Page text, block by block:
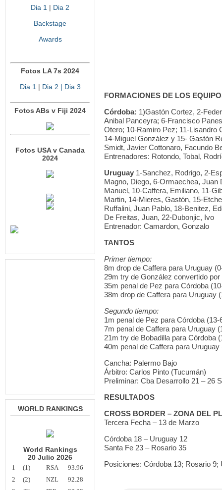
Dia 1 | Dia 2
Backstage
Awards
Fotos LA 7s 2024
Dia 1 | Dia 2 | Dia 3
Fotos ABs v Fiji 2024
Fotos USA v Canada
2024
WORLD RANKINGS
World Rankings
20 Julio 2026
1 (1) RSA
93.96
2
(2) NZL
92.28
FORMACIONES DE LOS
Córdoba: 1)Gastón Cortez, 2-
Anibal Panceyra; 6-Francisco
Otero; 10-Ramiro Pez; 11-Lisandro
14-Miguel González y 15- Gastón
Smidt, Javier Cottonaro, Facundo
Entrenadores: Rotondo, Tobal,
Uruguay 1-Sanchez, Rodrigo, 2-
Magno, Diego, 6-Ormaechea, Juan
Manuel, 10-Caffera, Emiliano, 11-
Martin, 14-Mieres, Gastón, 15-
Ruffalini, Juan Pablo, 18-Benitez,
De Freitas, Juan, 22-Dubonjic, Ivo
Entrenador: Camardon, Gonzalo
TANTOS
Primer tiempo:
8m drop de Caffera para Uruguay
29m try de González convertido
35m penal de Pez para Córdoba
38m drop de Caffera para Uruguay
Segundo tiempo:
1m penal de Pez para Córdoba (13-
7m penal de Caffera para Uruguay
21m try de Bobadilla para Córdoba
40m penal de Caffera para Uruguay
Cancha: Palermo Bajo
Árbitro: Carlos Pinto (Tucumán)
Preliminar: Cba Desarrollo 21 – 26
RESULTADOS
CROSS BORDER – ZONA DEL
Tercera Fecha – 13 de Marzo
Córdoba 18 – Uruguay 12
Santa Fe 23 – Rosario 35
Posiciones: Córdoba 13; Rosario 9;